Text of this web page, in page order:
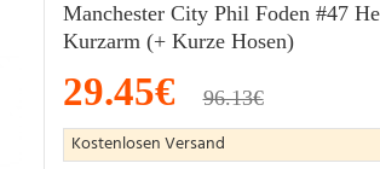
Manchester City Phil Foden #47
Kurzarm (+ Kurze Hosen)
29.45€ 96.13€
Kostenlosen Versand